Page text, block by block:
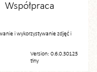
Współpraca
i wykorzystywanie zdjęć i
Version: 0.6.0.30125
tiny